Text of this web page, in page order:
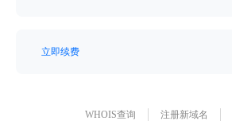
立即续费
WHOIS查询 注册新域名